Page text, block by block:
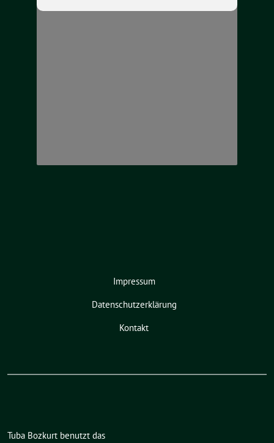
Impressum
Datenschutzerklärung
Kontakt
Tuba Bozkurt benutzt das